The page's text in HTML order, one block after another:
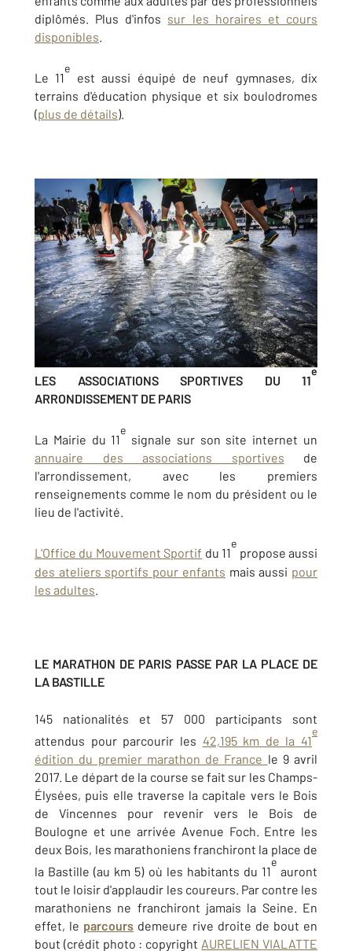
diplômés. Plus d'infos sur les horaires et cours
disponibles
Le 11
e
est aussi équipé de neuf gymnases, dix
terrains d'éducation physique et six boulodromes
(plus de détails).
LES ASSOCIATIONS SPORTIVES DU 11
e
ARRONDISSEMENT DE PARIS
La Mairie du 11
e
signale sur son site internet un
annuaire des associations sportives de
l'arrondissement, avec les premiers
renseignements comme le nom du président ou le
lieu de l'activité.
L'Office du Mouvement Sportif du 11
e
propose aussi
des ateliers sportifs pour enfants mais aussi pour
les adultes
LE MARATHON DE PARIS PASSE PAR LA PLACE DE
LA BASTILLE
145 nationalités et 57 000 participants sont
attendus pour parcourir les 42,195 km de la 41
e
édition du premier marathon de France le 9 avril
2017. Le départ de la course se fait sur les Champs-
Élysées, puis elle traverse la capitale vers le Bois
de Vincennes pour revenir vers le Bois de
Boulogne et une arrivée Avenue Foch. Entre les
deux Bois, les marathoniens franchiront la place de
la Bastille (au km 5) où les habitants du 11
e
auront
tout le loisir d'applaudir les coureurs. Par contre les
marathoniens ne franchiront jamais la Seine. En
effet, le parcours demeure rive droite de bout en
bout (crédit photo : copyright AURELIEN VIALATTE